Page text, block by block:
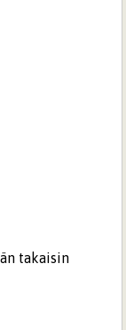
takaisin